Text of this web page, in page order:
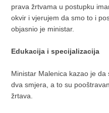
prava žrtvama u postupku
okvir i vjerujem da smo to i
objasnio je ministar.
Edukacija i specijalizacija
Ministar Malenica kazao je
dva smjera, a to su
žrtava.